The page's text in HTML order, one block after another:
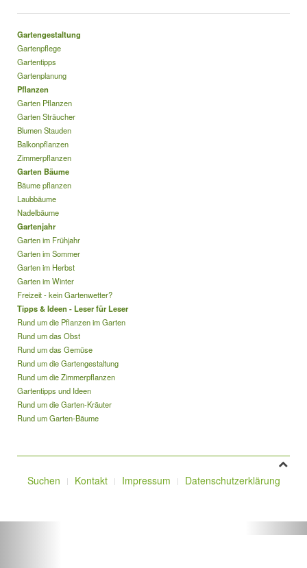
Gartengestaltung
Gartenpflege
Gartentipps
Gartenplanung
Pflanzen
Garten Pflanzen
Garten Sträucher
Blumen Stauden
Balkonpflanzen
Zimmerpflanzen
Garten Bäume
Bäume pflanzen
Laubbäume
Nadelbäume
Gartenjahr
Garten im Frühjahr
Garten im Sommer
Garten im Herbst
Garten im Winter
Freizeit - kein Gartenwetter?
Tipps & Ideen - Leser für Leser
Rund um die Pflanzen im Garten
Rund um das Obst
Rund um das Gemüse
Rund um die Gartengestaltung
Rund um die Zimmerpflanzen
Gartentipps und Ideen
Rund um die Garten-Kräuter
Rund um Garten-Bäume
Suchen Kontakt Impressum Datenschutzerklärung